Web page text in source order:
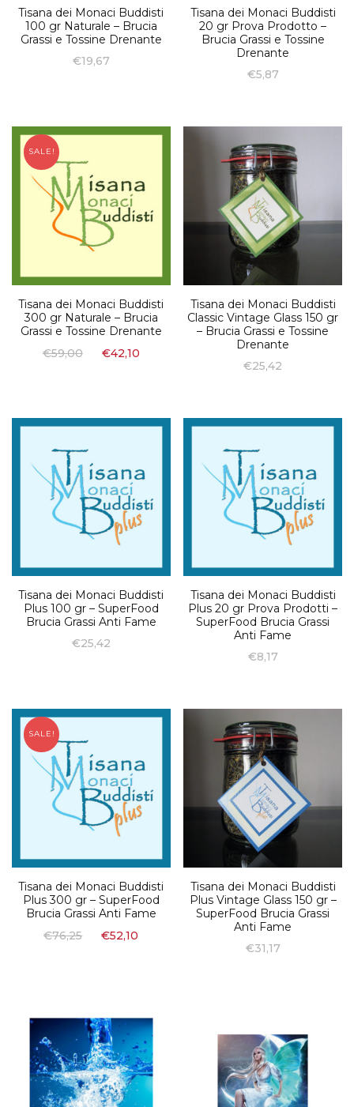
Tisana dei Monaci Buddisti
100 gr Naturale – Brucia
Grassi e Tossine Drenante
€19,67
Tisana dei Monaci Buddisti
20 gr Prova Prodotto –
Brucia Grassi e Tossine
Drenante
€5,87
SALE!
Tisana dei Monaci Buddisti
300 gr Naturale – Brucia
Grassi e Tossine Drenante
€59,00 €42,10
Tisana dei Monaci Buddisti
Classic Vintage Glass 150 gr
– Brucia Grassi e Tossine
Drenante
€25,42
Tisana dei Monaci Buddisti
Plus 100 gr – SuperFood
Brucia Grassi Anti Fame
€25,42
Tisana dei Monaci Buddisti
Plus 20 gr Prova Prodotti –
SuperFood Brucia Grassi
Anti Fame
€8,17
SALE!
Tisana dei Monaci Buddisti
Plus 300 gr – SuperFood
Brucia Grassi Anti Fame
€76,25 €52,10
Tisana dei Monaci Buddisti
Plus Vintage Glass 150 gr –
SuperFood Brucia Grassi
Anti Fame
€31,17